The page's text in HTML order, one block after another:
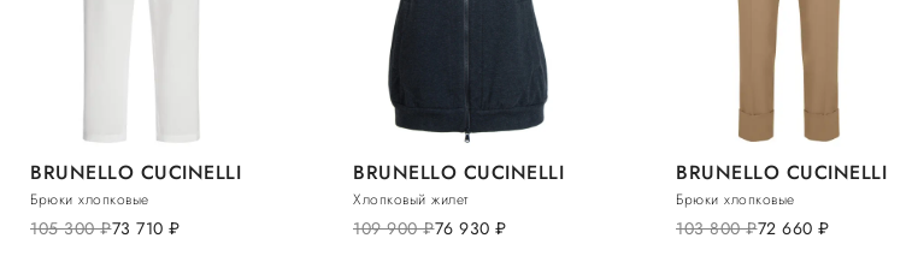
BRUNELLO CUCINELLI
Брюки хлопковые
105 300руб.73 710 руб.
BRUNELLO CUCINELLI
Хлопковый жилет
109 900руб.76 930 руб.
BRUNELLO CUCINELLI
Брюки хлопковые
103 800руб.72 660 руб.